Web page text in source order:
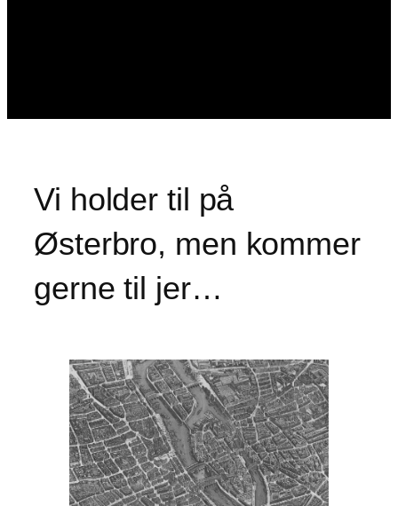
Vi holder til på
Østerbro, men kommer
gerne til jer…